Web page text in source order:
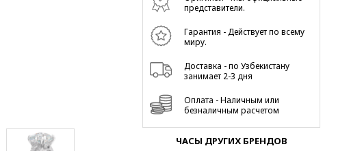
представители.
Гарантия - Действует по всему
миру.
Доставка - по Узбекистану
занимает 2-3 дня
Оплата - Наличным или
безналичным расчетом
ЧАСЫ ДРУГИХ БРЕНДОВ